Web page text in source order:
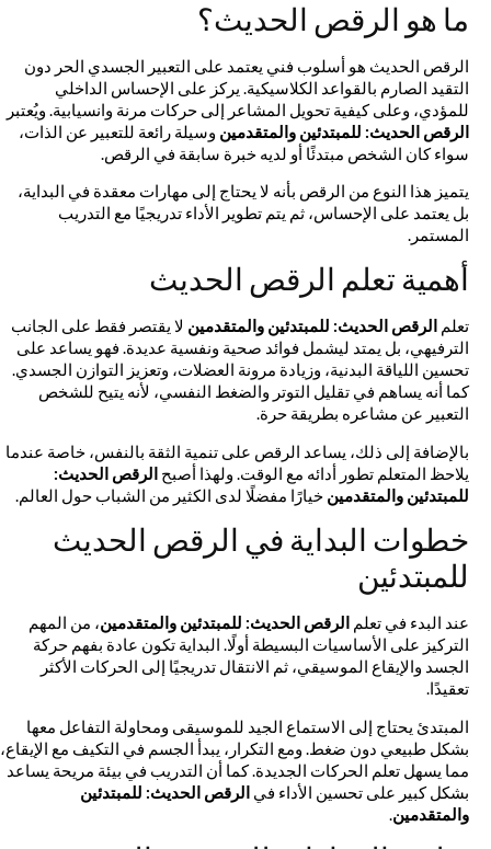
ما هو الرقص الحديث؟
الرقص الحديث هو أسلوب فني يعتمد على التعبير الجسدي الحر دون
التقيد الصارم بالقواعد الكلاسيكية. يركز على الإحساس الداخلي
للمؤدي، وعلى كيفية تحويل المشاعر إلى حركات مرنة وانسيابية. ويُعتبر
الرقص الحديث: للمبتدئين والمتقدمينوسيلة رائعة للتعبير عن الذات،
سواء كان الشخص مبتدئًا أو لديه خبرة سابقة في الرقص.
يتميز هذا النوع من الرقص بأنه لا يحتاج إلى مهارات معقدة في البداية،
بل يعتمد على الإحساس، ثم يتم تطوير الأداء تدريجيًا مع التدريب
المستمر.
أهمية تعلم الرقص الحديث
تعلمالرقص الحديث: للمبتدئين والمتقدمينلا يقتصر فقط على الجانب
الترفيهي، بل يمتد ليشمل فوائد صحية ونفسية عديدة. فهو يساعد على
تحسين اللياقة البدنية، وزيادة مرونة العضلات، وتعزيز التوازن الجسدي.
كما أنه يساهم في تقليل التوتر والضغط النفسي، لأنه يتيح للشخص
التعبير عن مشاعره بطريقة حرة.
بالإضافة إلى ذلك، يساعد الرقص على تنمية الثقة بالنفس، خاصة عندما
يلاحظ المتعلم تطور أدائه مع الوقت. ولهذا أصبحالرقص الحديث:
للمبتدئين والمتقدمينخيارًا مفضلًا لدى الكثير من الشباب حول العالم.
خطوات البداية في الرقص الحديث
للمبتدئين
عند البدء في تعلمالرقص الحديث: للمبتدئين والمتقدمين، من المهم
التركيز على الأساسيات البسيطة أولًا. البداية تكون عادة بفهم حركة
الجسد والإيقاع الموسيقي، ثم الانتقال تدريجيًا إلى الحركات الأكثر
تعقيدًا.
المبتدئ يحتاج إلى الاستماع الجيد للموسيقى ومحاولة التفاعل معها
بشكل طبيعي دون ضغط. ومع التكرار، يبدأ الجسم في التكيف مع الإيقاع،
مما يسهل تعلم الحركات الجديدة. كما أن التدريب في بيئة مريحة يساعد
بشكل كبير على تحسين الأداء في الرقص الحديث: للمبتدئين
والمتقدمين.